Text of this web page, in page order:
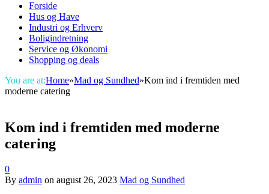
Forside
Hus og Have
Industri og Erhverv
Boligindretning
Service og Økonomi
Shopping og deals
You are at:Home»Mad og Sundhed»Kom ind i fremtiden med
moderne catering
Kom ind i fremtiden med moderne
catering
0
By admin on august 26, 2023 Mad og Sundhed